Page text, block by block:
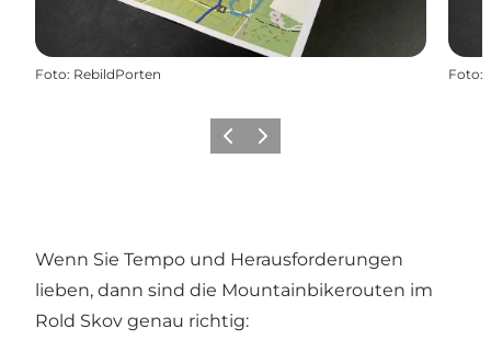
Foto: RebildPorten Foto:
Vorherige Folie
Nächste Folie
Wenn Sie Tempo und Herausforderungen
lieben, dann sind die Mountainbikerouten im
Rold Skov genau richtig: